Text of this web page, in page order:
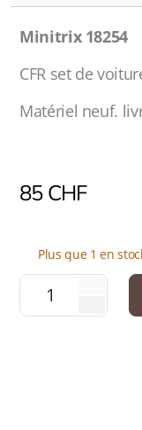
Minitrix 18254
CFR set de
Matériel neuf.
85CHF
Plus que 1 en